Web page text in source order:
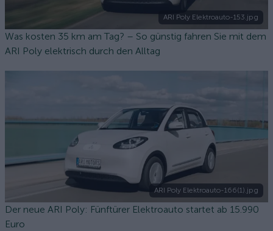
ARI Poly Elektroauto-153.jpg
Was kosten 35 km am Tag? – So günstig fahren Sie mit dem
ARI Poly elektrisch durch den Alltag
ARI Poly Elektroauto-166(1).jpg
Der neue ARI Poly: Fünftürer Elektroauto startet ab 15.990
Euro